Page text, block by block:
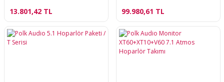
13.801,42 TL 99.980,61 TL